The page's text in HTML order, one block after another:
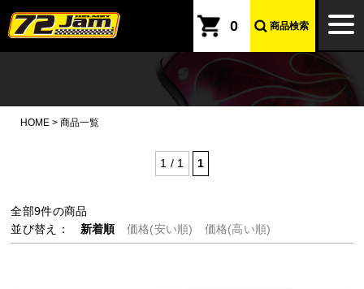
本文へ
0 商品検索
HOME > 商品一覧
1 / 1 1
全部9件の商品
並び替え：
新着順 価格(安い順) 価格(高い順)